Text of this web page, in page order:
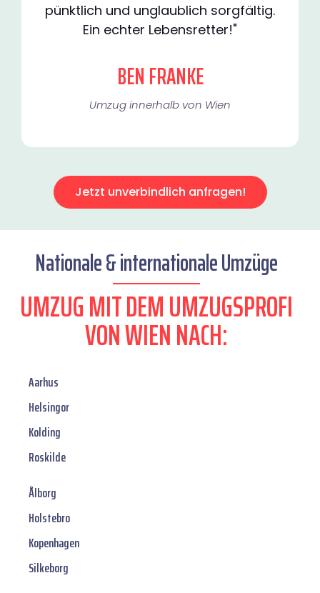
pünktlich und unglaublich sorgfältig.
Ein echter Lebensretter!"
BEN FRANKE
Umzug innerhalb von Wien​
Jetzt unverbindlich anfragen!
Nationale & internationale Umzüge
UMZUG MIT DEM UMZUGSPROFI
VON WIEN NACH:
Aarhus
Helsingor
Kolding
Roskilde
Ålborg
Holstebro
Kopenhagen
Silkeborg